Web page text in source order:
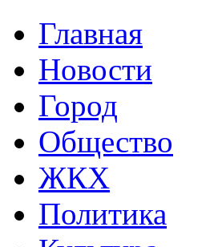
Главная
Новости
Город
Общество
ЖКХ
Политика